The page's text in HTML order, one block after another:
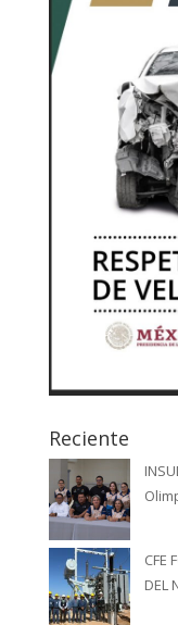
Reciente
CFE
DEL